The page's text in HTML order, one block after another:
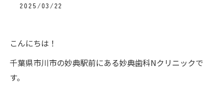
2025/03/22
こんにちは！
千葉県市川市の妙典駅前にある妙典歯科Nクリニックで
す。